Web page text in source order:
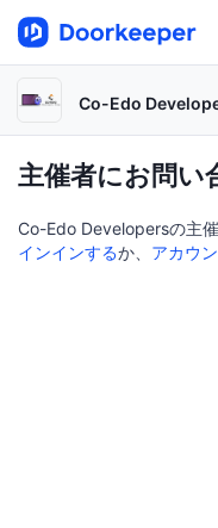
Co-Edo
主催者にお問い
Co-Edo Developersの主
インインするか、 アカウ